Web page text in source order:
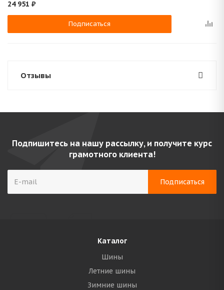
24 951 ₽
Подписаться
Отзывы
Подпишитесь на нашу рассылку, и получите курс
грамотного клиента!
Каталог
Шины
Летние шины
Зимние шины